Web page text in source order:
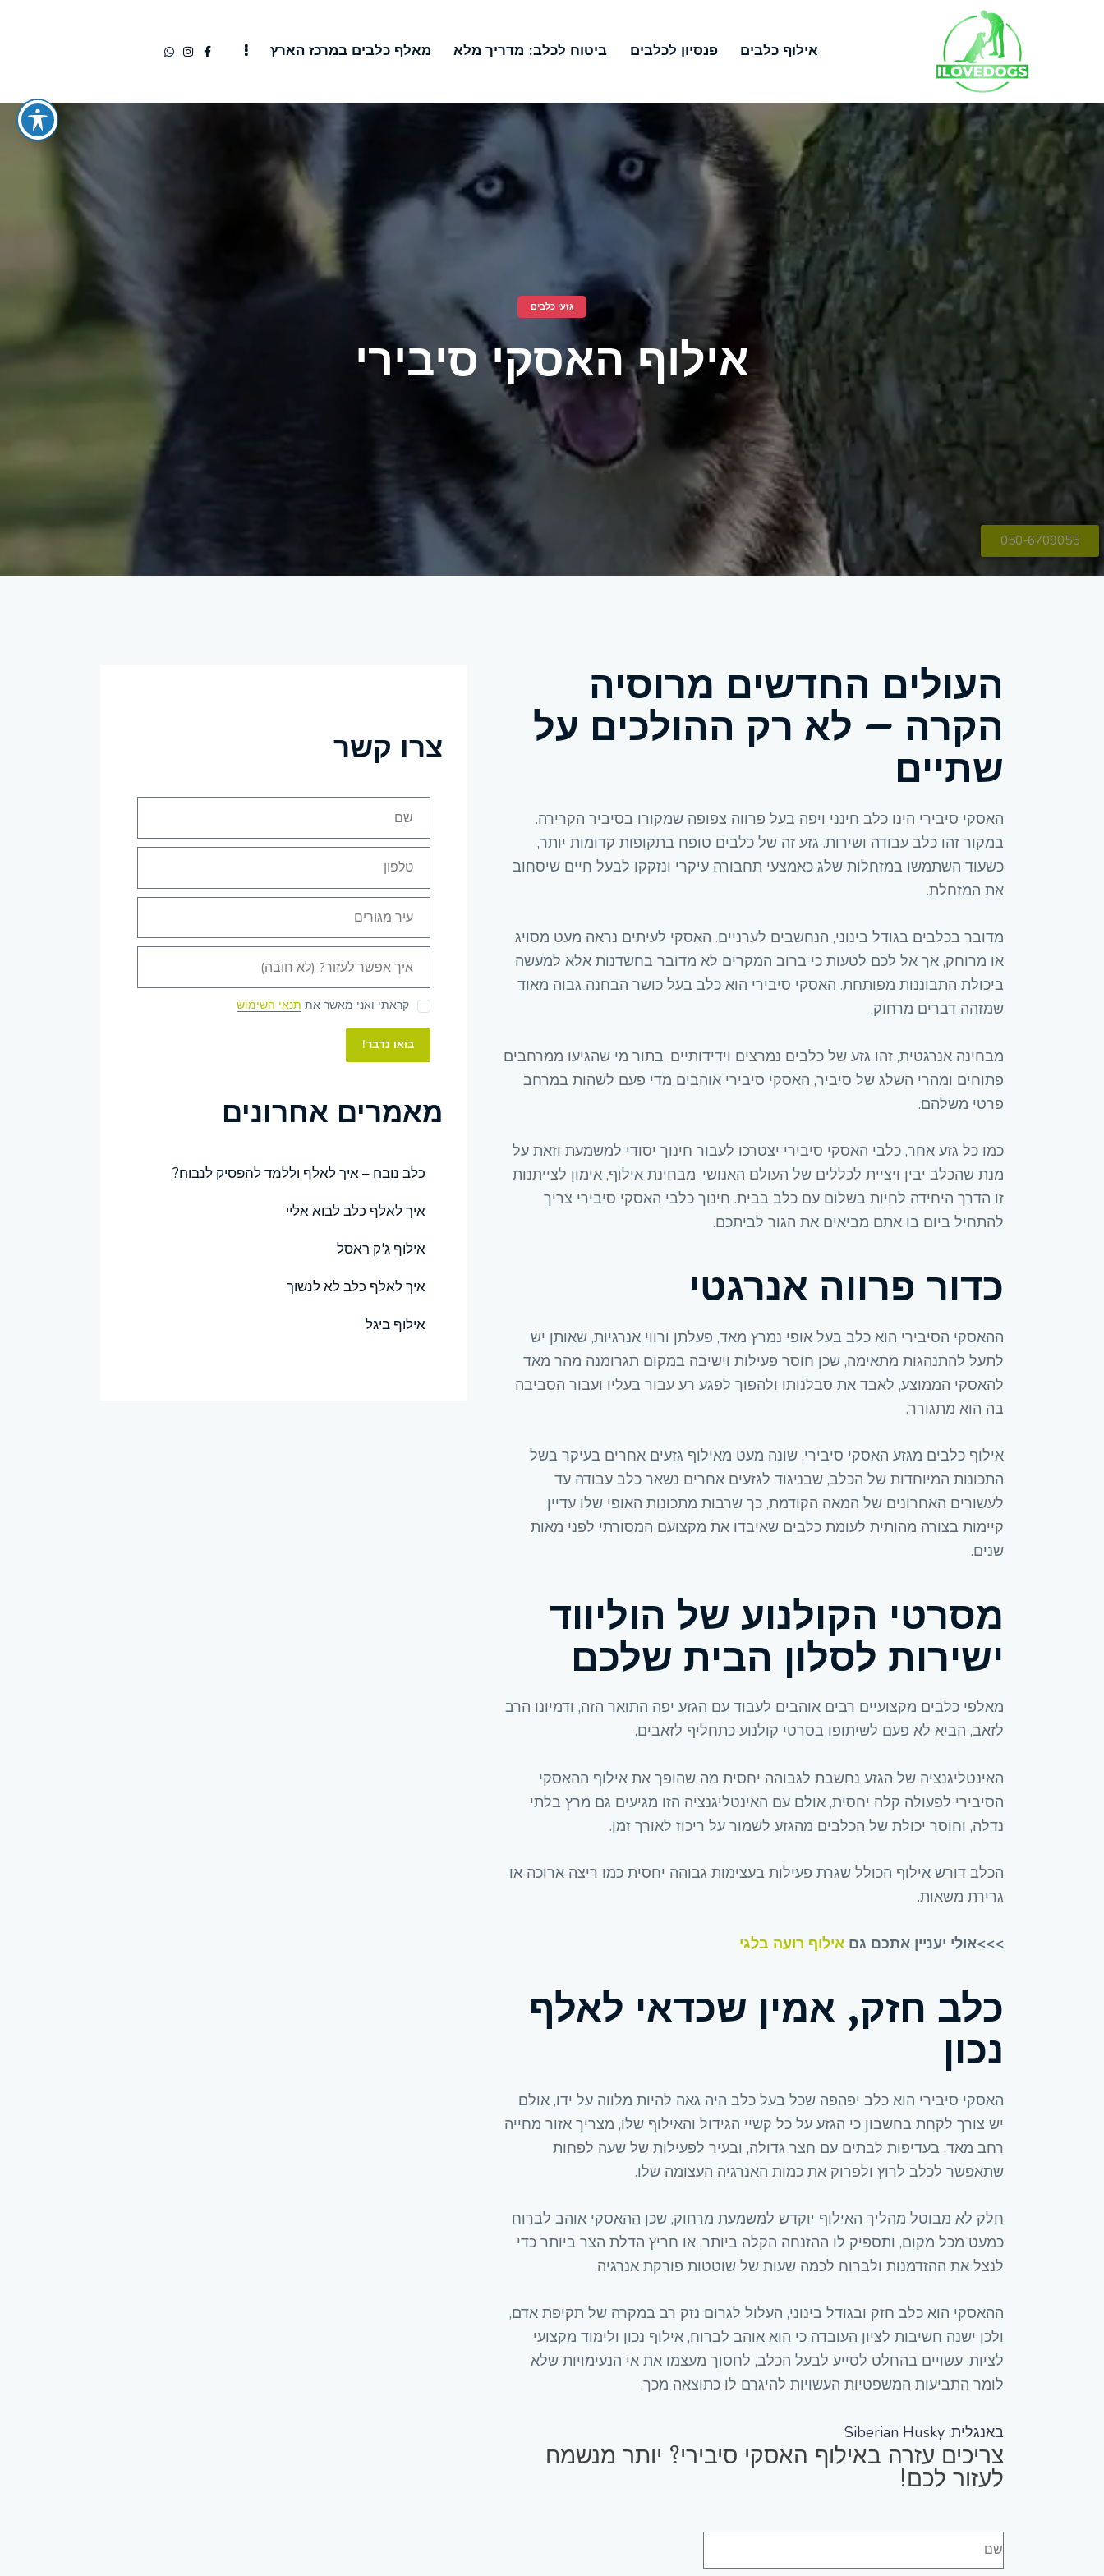
אילוף כלבים פנסיון לכלבים ביטוח לכלב: מדריך מלא מאלף כלבים במרכז הארץ
גזעי כלבים
אילוף האסקי סיבירי
העולים החדשים מרוסיה
הקרה – לא רק ההולכים על
שתיים
האסקי סיבירי הינו כלב חינני ויפה בעל פרווה צפופה שמקורו בסיביר הקרירה.
במקור זהו כלב עבודה ושירות. גזע זה של כלבים טופח בתקופות קדומות יותר,
כשעוד השתמשו במזחלות שלג כאמצעי תחבורה עיקרי ונזקקו לבעל חיים שיסחוב
את המזחלת.
מדובר בכלבים בגודל בינוני, הנחשבים לערניים. האסקי לעיתים נראה מעט מסויג
או מרוחק, אך אל לכם לטעות כי ברוב המקרים לא מדובר בחשדנות אלא למעשה
ביכולת התבוננות מפותחת. האסקי סיבירי הוא כלב בעל כושר הבחנה גבוה מאוד
שמזהה דברים מרחוק.
מבחינה אנרגטית, זהו גזע של כלבים נמרצים וידידותיים. בתור מי שהגיעו ממרחבים
פתוחים ומהרי השלג של סיביר, האסקי סיבירי אוהבים מדי פעם לשהות במרחב
פרטי משלהם.
כמו כל גזע אחר, כלבי האסקי סיבירי יצטרכו לעבור חינוך יסודי למשמעת וזאת על
מנת שהכלב יבין ויציית לכללים של העולם האנושי. מבחינת אילוף, אימון לצייתנות
זו הדרך היחידה לחיות בשלום עם כלב בבית. חינוך כלבי האסקי סיבירי צריך
להתחיל ביום בו אתם מביאים את הגור לביתכם.
כדור פרווה אנרגטי
ההאסקי הסיבירי הוא כלב בעל אופי נמרץ מאד, פעלתן ורווי אנרגיות, שאותן יש
לתעל להתנהגות מתאימה, שכן חוסר פעילות וישיבה במקום תגרומנה מהר מאד
להאסקי הממוצע, לאבד את סבלנותו ולהפוך לפגע רע עבור בעליו ועבור הסביבה
בה הוא מתגורר.
אילוף כלבים מגזע האסקי סיבירי, שונה מעט מאילוף גזעים אחרים בעיקר בשל
התכונות המיוחדות של הכלב, שבניגוד לגזעים אחרים נשאר כלב עבודה עד
לעשורים האחרונים של המאה הקודמת, כך שרבות מתכונות האופי שלו עדיין
קיימות בצורה מהותית לעומת כלבים שאיבדו את מקצועם המסורתי לפני מאות
שנים.
מסרטי הקולנוע של הוליווד
ישירות לסלון הבית שלכם
מאלפי כלבים מקצועיים רבים אוהבים לעבוד עם הגזע יפה התואר הזה, ודמיונו הרב
לזאב, הביא לא פעם לשיתופו בסרטי קולנוע כתחליף לזאבים.
האינטליגנציה של הגזע נחשבת לגבוהה יחסית מה שהופך את אילוף ההאסקי
הסיבירי לפעולה קלה יחסית, אולם עם האינטליגנציה הזו מגיעים גם מרץ בלתי
נדלה, וחוסר יכולת של הכלבים מהגזע לשמור על ריכוז לאורך זמן.
הכלב דורש אילוף הכולל שגרת פעילות בעצימות גבוהה יחסית כמו ריצה ארוכה או
גרירת משאות.
>>>אולי יעניין אתכם גם אילוף רועה בלגי
כלב חזק, אמין שכדאי לאלף
נכון
האסקי סיבירי הוא כלב יפהפה שכל בעל כלב היה גאה להיות מלווה על ידו, אולם
יש צורך לקחת בחשבון כי הגזע על כל קשיי הגידול והאילוף שלו, מצריך אזור מחייה
רחב מאד, בעדיפות לבתים עם חצר גדולה, ובעיר לפעילות של שעה לפחות
שתאפשר לכלב לרוץ ולפרוק את כמות האנרגיה העצומה שלו.
חלק לא מבוטל מהליך האילוף יוקדש למשמעת מרחוק, שכן ההאסקי אוהב לברוח
כמעט מכל מקום, ותספיק לו ההזנחה הקלה ביותר, או חריץ הדלת הצר ביותר כדי
לנצל את ההזדמנות ולברוח לכמה שעות של שוטטות פורקת אנרגיה.
ההאסקי הוא כלב חזק ובגודל בינוני, העלול לגרום נזק רב במקרה של תקיפת אדם,
ולכן ישנה חשיבות לציון העובדה כי הוא אוהב לברוח, אילוף נכון ולימוד מקצועי
לציות, עשויים בהחלט לסייע לבעל הכלב, לחסוך מעצמו את אי הנעימויות שלא
לומר התביעות המשפטיות העשויות להיגרם לו כתוצאה מכך.
באנגלית: Siberian Husky
צריכים עזרה באילוף האסקי סיבירי? יותר מנשמח
לעזור לכם!
צרו קשר
קראתי ואני מאשר את תנאי השימוש
בואו נדבר!
t
r
a
v
מאמרים אחרונים
כלב נובח – איך לאלף וללמד להפסיק לנבוח?
איך לאלף כלב לבוא אליי
אילוף ג'ק ראסל
איך לאלף כלב לא לנשוך
אילוף ביגל
050-6709055